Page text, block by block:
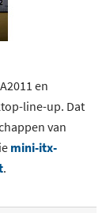
en
line-up. Dat
van
mini-itx-
.